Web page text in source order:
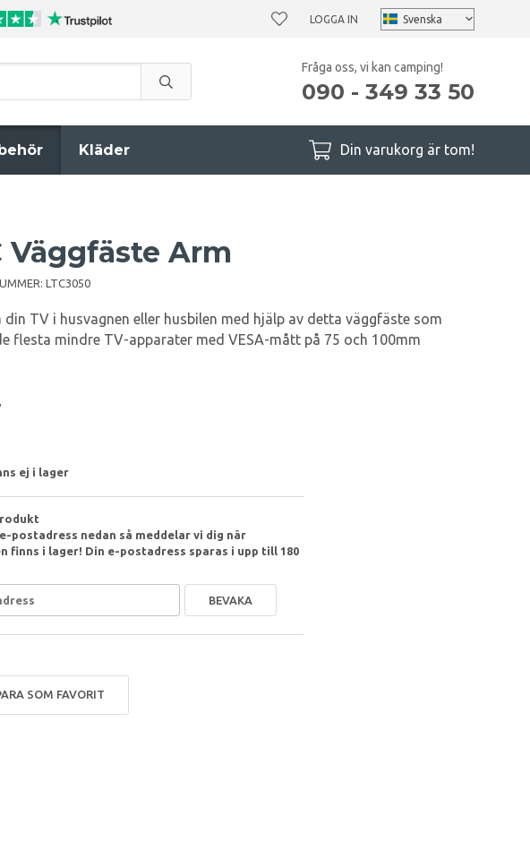
LOGGA IN
Fråga oss, vi kan camping!
090 - 349 33 50
Kläder Din varukorg är tom!
Väggfäste Arm
LTC3050
din TV i husvagnen eller husbilen med hjälp av detta väggfäste som
flesta mindre TV-apparater med VESA-mått på 75 och 100mm
ej i lager
postadress nedan så meddelar vi dig när
finns i lager! Din e-postadress sparas i upp till 180
BEVAKA
SOM FAVORIT